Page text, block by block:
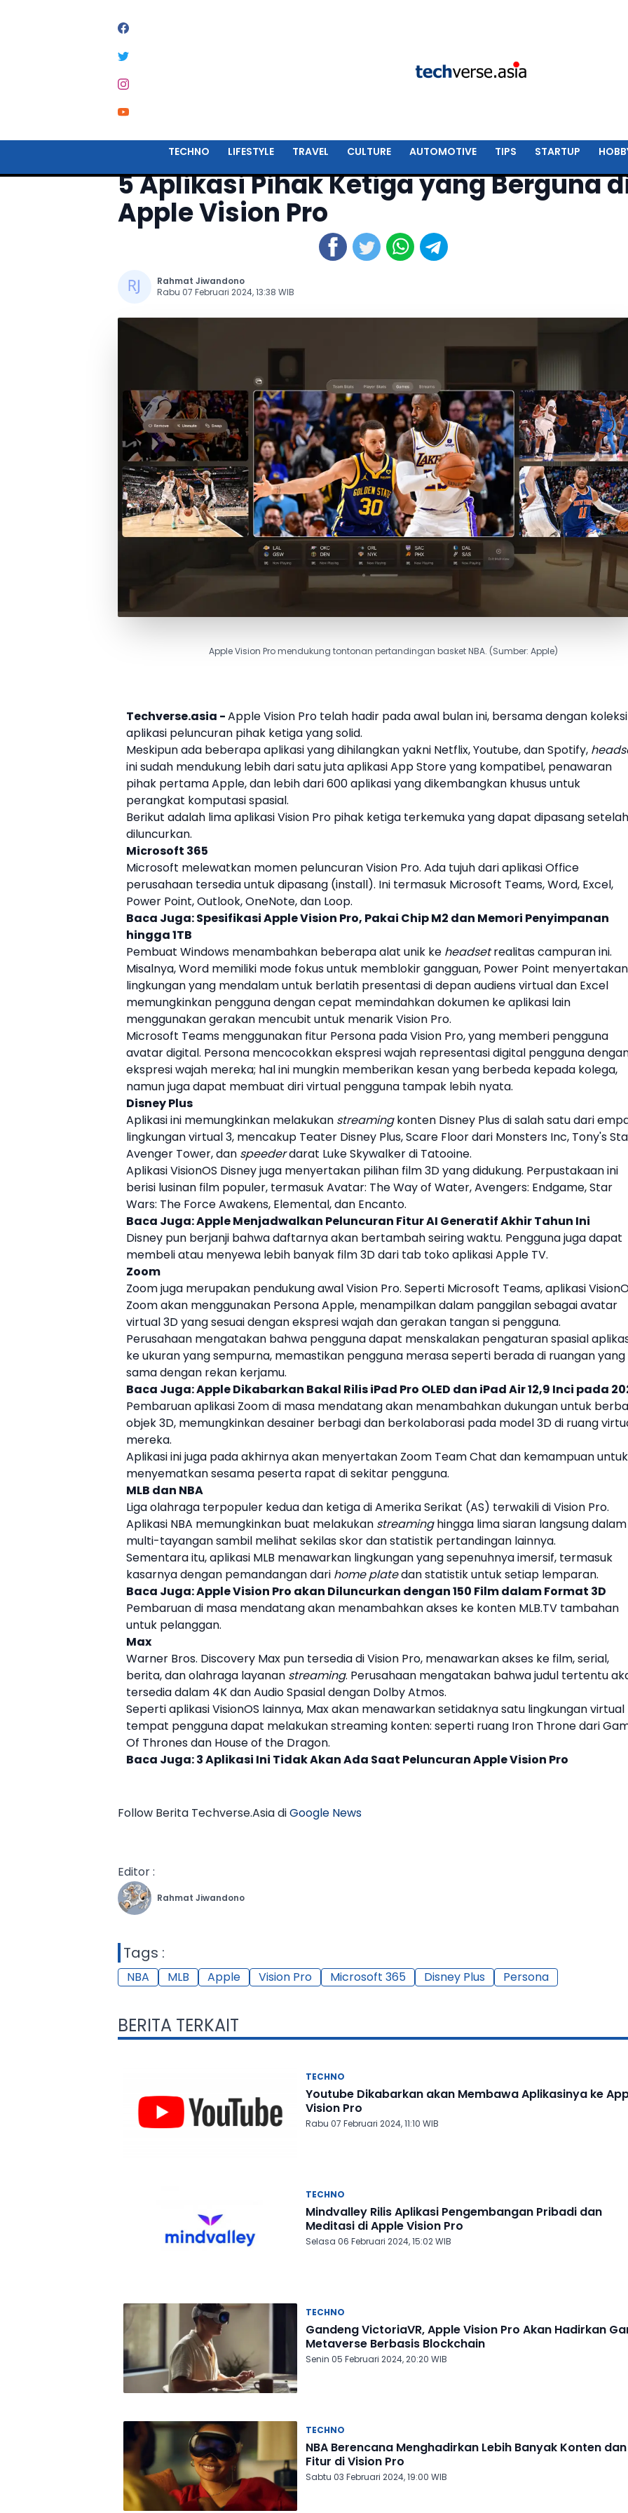
TECHNO LIFESTYLE TRAVEL CULTURE AUTOMOTIVE TIPS STARTUP
5 Aplikasi Pihak Ketiga yang Berguna
Apple Vision Pro
Rahmat Jiwandono
Rabu 07 Februari 2024, 13:38 WIB
Apple Vision Pro mendukung tontonan pertandingan basket NBA. (Sumber: Apple)
Techverse.asia -AppleVision Pro telah hadir pada awal bulan ini, bersama dengan koleksi
aplikasi peluncuran pihak ketiga yang solid.
Meskipun ada beberapa aplikasi yang dihilangkan yakni Netflix, Youtube, dan Spotify,
ini sudah mendukung lebih dari satu juta aplikasi App Store yang kompatibel, penawaran
pihak pertamaApple, dan lebih dari 600 aplikasi yang dikembangkan khusus untuk
perangkat komputasi spasial.
Berikut adalah lima aplikasiVision Pro pihak ketiga terkemuka yang dapat dipasang setelah
diluncurkan.
Microsoft 365
Microsoft melewatkan momen peluncuranVision Pro. Ada tujuh dari aplikasi Office
perusahaan tersedia untuk dipasang (install). Ini termasuk Microsoft Teams, Word, Excel,
Power Point, Outlook, OneNote, dan Loop.
Baca Juga:Spesifikasi Apple Vision Pro, Pakai Chip M2 dan Memori Penyimpanan
hingga 1TB
Pembuat Windows menambahkan beberapa alat unik ke headsetrealitas campuran ini.
Misalnya, Word memiliki mode fokus untuk memblokir gangguan, Power Point menyertakan
lingkungan yang mendalam untuk berlatih presentasi di depan audiens virtual dan Excel
memungkinkan pengguna dengan cepat memindahkan dokumen ke aplikasi lain
menggunakan gerakan mencubit untuk menarikVision Pro.
Microsoft Teams menggunakan fitur Persona padaVision Pro, yang memberi pengguna
avatar digital. Persona mencocokkan ekspresi wajah representasi digital pengguna
ekspresi wajah mereka; hal ini mungkin memberikan kesan yang berbeda kepada kolega,
namun juga dapat membuat diri virtual pengguna tampak lebih nyata.
Disney Plus
Aplikasi ini memungkinkan melakukan streamingkonten Disney Plusdi salah satu dari
lingkungan virtual 3, mencakup Teater Disney Plus, Scare Floor dari Monsters Inc, Tony's
Avenger Tower, dan speederdarat Luke Skywalker di Tatooine.
Aplikasi VisionOS Disney juga menyertakan pilihan film 3D yang didukung. Perpustakaan ini
berisi lusinan film populer, termasuk Avatar: The Way of Water, Avengers: Endgame, Star
Wars: The Force Awakens, Elemental, dan Encanto.
Baca Juga:Apple Menjadwalkan Peluncuran Fitur AI Generatif Akhir Tahun Ini
Disney pun berjanji bahwa daftarnya akan bertambah seiring waktu. Pengguna juga dapat
membeli atau menyewa lebih banyak film 3D dari tab toko aplikasiApple TV.
Zoom
Zoom juga merupakan pendukung awalVision Pro. Seperti Microsoft Teams, aplikasi
Zoom akan menggunakan PersonaApple, menampilkan dalam panggilan sebagai avatar
virtual 3D yang sesuai dengan ekspresi wajah dan gerakan tangan si pengguna.
Perusahaan mengatakan bahwa pengguna dapat menskalakan pengaturan spasial
ke ukuran yang sempurna, memastikan pengguna merasa seperti berada di ruangan yang
sama dengan rekan kerjamu.
Baca Juga:Apple Dikabarkan Bakal Rilis iPad Pro OLED dan iPad Air 12,9 Inci pada
Pembaruan aplikasi Zoom di masa mendatang akan menambahkan dukungan untuk
objek 3D, memungkinkan desainer berbagi dan berkolaborasi pada model 3D di ruang
mereka.
Aplikasi ini juga pada akhirnya akan menyertakan Zoom Team Chat dan kemampuan untuk
menyematkan sesama peserta rapat di sekitar pengguna.
MLB dan NBA
Liga olahraga terpopuler kedua dan ketiga di Amerika Serikat (AS) terwakili diVision Pro.
Aplikasi NBA memungkinkan buat melakukan streaminghingga lima siaran langsung dalam
multi-tayangan sambil melihat sekilas skor dan statistik pertandingan lainnya.
Sementara itu, aplikasi MLB menawarkan lingkungan yang sepenuhnya imersif, termasuk
kasarnya dengan pemandangan dari home platedan statistik untuk setiap lemparan.
Baca Juga:Apple Vision Pro akan Diluncurkan dengan 150 Film dalam Format 3D
Pembaruan di masa mendatang akan menambahkan akses ke konten MLB.TV tambahan
untuk pelanggan.
Max
Warner Bros. Discovery Max pun tersedia diVision Pro, menawarkan akses ke film, serial,
berita, dan olahraga layanan streaming. Perusahaan mengatakan bahwa judul tertentu
tersedia dalam 4K dan Audio Spasial dengan Dolby Atmos.
Seperti aplikasi VisionOS lainnya, Max akan menawarkan setidaknya satu lingkungan virtual
tempat pengguna dapat melakukan streaming konten: seperti ruang Iron Throne dari
Of Thrones dan House of the Dragon.
Baca Juga:3 Aplikasi Ini Tidak Akan Ada Saat Peluncuran Apple Vision Pro
Follow Berita Techverse.Asia diGoogle News
Editor :
Rahmat Jiwandono
Tags :
NBA MLB Apple Vision Pro Microsoft 365 Disney Plus Persona
BERITA TERKAIT
TECHNO
Youtube Dikabarkan akan Membawa Aplikasinya ke
Vision Pro
Rabu 07 Februari 2024, 11:10 WIB
TECHNO
Mindvalley Rilis Aplikasi Pengembangan Pribadi dan
Meditasi di Apple Vision Pro
Selasa 06 Februari 2024, 15:02 WIB
TECHNO
Gandeng VictoriaVR, Apple Vision Pro Akan Hadirkan
Metaverse Berbasis Blockchain
Senin 05 Februari 2024, 20:20 WIB
TECHNO
NBA Berencana Menghadirkan Lebih Banyak Konten dan
Fitur di Vision Pro
Sabtu 03 Februari 2024, 19:00 WIB